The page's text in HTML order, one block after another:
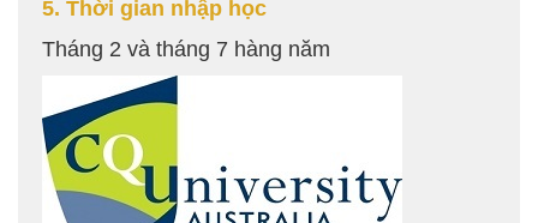
5. Thời gian nhập học
Tháng 2 và tháng 7 hàng năm